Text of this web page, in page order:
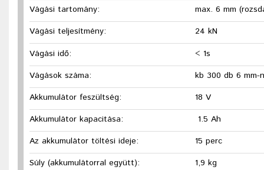
Vágási tartomány:
max. 6 mm
Vágási teljesítmény:
Vágási idő:
Vágások száma:
24 kN
< 1s
kb 300 db 6 mm-
Akkumulátor feszültség:
18 V
Akkumulátor kapacitása:
1.5 Ah
Az akkumulátor töltési ideje:
15 perc
Súly (akkumulátorral együtt):
1,9 kg